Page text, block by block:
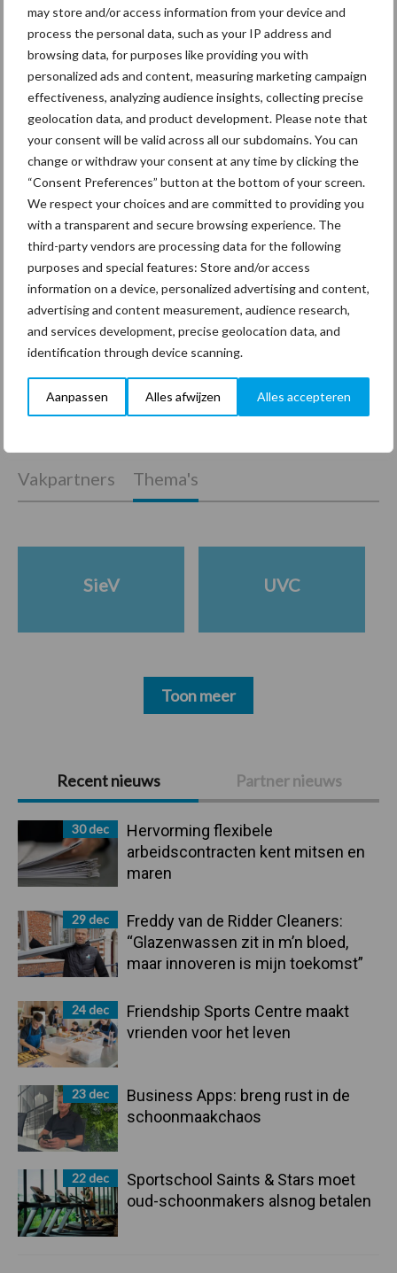
may store and/or access information from your device and
process the personal data, such as your IP address and
browsing data, for purposes like providing you with
personalized ads and content, measuring marketing campaign
effectiveness, analyzing audience insights, collecting precise
geolocation data, and product development. Please note that
your consent will be valid across all our subdomains. You can
change or withdraw your consent at any time by clicking the
“Consent Preferences” button at the bottom of your screen.
We respect your choices and are committed to providing you
with a transparent and secure browsing experience. The
third-party vendors are processing data for the following
purposes and special features: Store and/or access
information on a device, personalized advertising and content,
advertising and content measurement, audience research,
and services development, precise geolocation data, and
identification through device scanning.
Aanpassen Alles afwijzen Alles accepteren
Primaire
Sidebar
Recent nieuws Partner nieuws
30 dec
Hervorming flexibele
arbeidscontracten kent mitsen en
maren
29 dec
Freddy van de Ridder Cleaners:
“Glazenwassen zit in m’n bloed,
maar innoveren is mijn toekomst”
24 dec
Friendship Sports Centre maakt
vrienden voor het leven
23 dec
Business Apps: breng rust in de
schoonmaakchaos
22 dec
Sportschool Saints & Stars moet
oud-schoonmakers alsnog betalen
Aanbevolen voor jou! Lees meer
Van onze partner Innovi
Beetle veegrobot: jouw
slimme hulp op de
werkvloer
Van onze partner The Legal
Company
Bescherming van
persoonsgegevens: grip op
de risico’s
Hervorming flexibele
arbeidscontracten kent
mitsen en maren
Vakpartners Thema's
SieV UVC
Toon meer